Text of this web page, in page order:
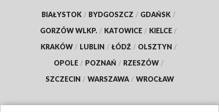
BIAŁYSTOK / BYDGOSZCZ / GDAŃSK /
GORZÓW WLKP. / KATOWICE / KIELCE /
KRAKÓW / LUBLIN / ŁÓDŹ / OLSZTYN /
OPOLE / POZNAŃ / RZESZÓW /
SZCZECIN / WARSZAWA / WROCŁAW